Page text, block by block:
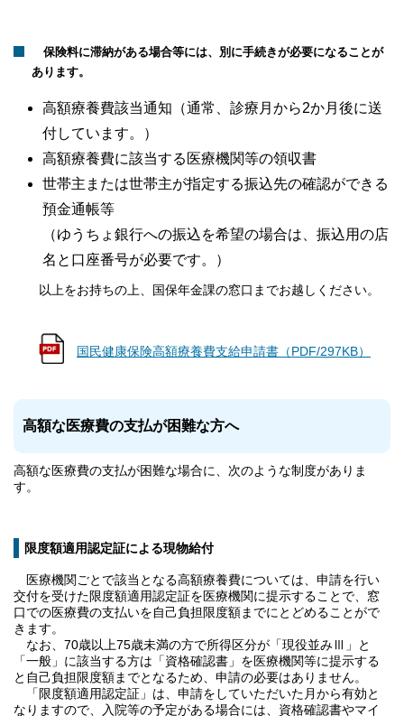
保険料に滞納がある場合等には、別に手続きが必要になることが
あります。
高額療養費該当通知（通常、診療月から2か月後に送
付しています。）
高額療養費に該当する医療機関等の領収書
世帯主または世帯主が指定する振込先の確認ができる
預金通帳等
（ゆうちょ銀行への振込を希望の場合は、振込用の店
名と口座番号が必要です。）
以上をお持ちの上、国保年金課の窓口までお越しください。
国民健康保険高額療養費支給申請書（PDF/297KB）
高額な医療費の支払が困難な方へ
高額な医療費の支払が困難な場合に、次のような制度がありま
す。
限度額適用認定証による現物給付
医療機関ごとで該当となる高額療養費については、申請を行い
交付を受けた限度額適用認定証を医療機関に提示することで、窓
口での医療費の支払いを自己負担限度額までにとどめることがで
きます。
なお、70歳以上75歳未満の方で所得区分が「現役並みⅢ」と
「一般」に該当する方は「資格確認書」を医療機関等に提示する
と自己負担限度額までとなるため、申請の必要はありません。
「限度額適用認定証」は、申請をしていただいた月から有効と
なりますので、入院等の予定がある場合には、資格確認書やマイ